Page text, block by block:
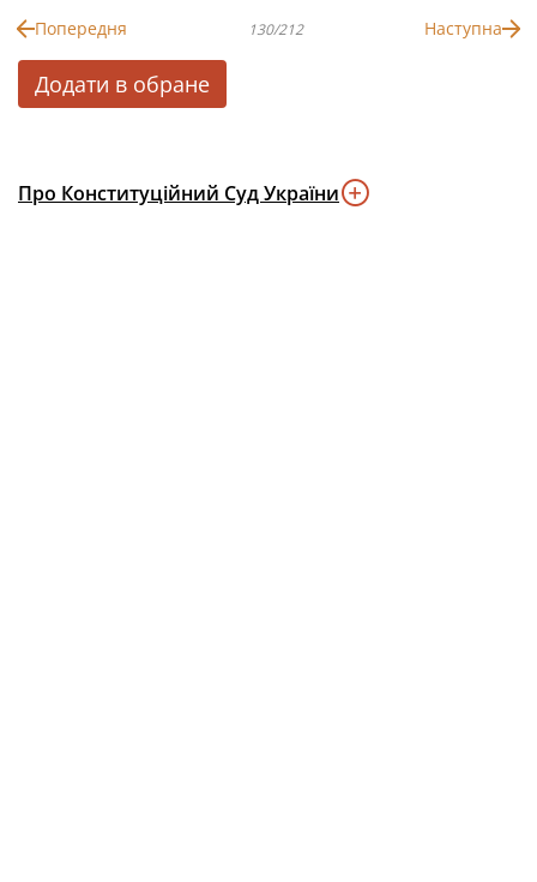
Попередня 130/212 Наступна
Додати в обране
Про Конституційний Суд України